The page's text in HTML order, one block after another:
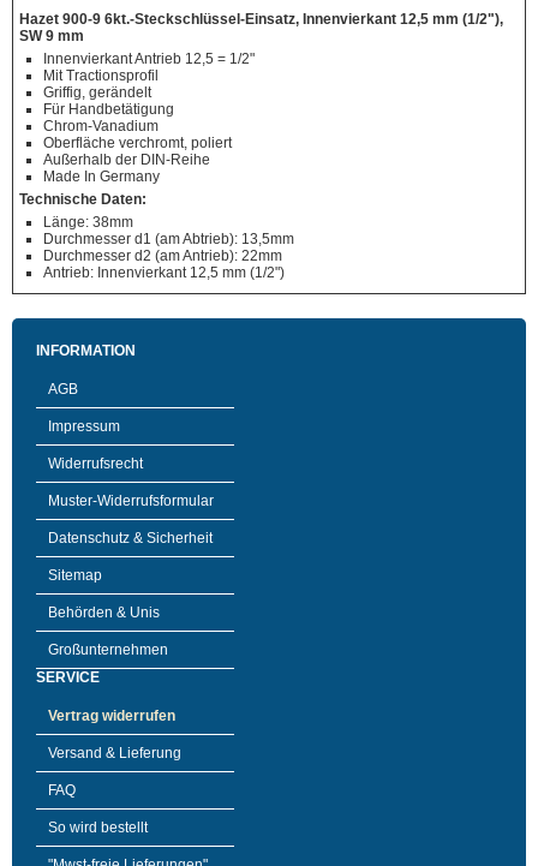
Hazet 900-9 6kt.-Steckschlüssel-Einsatz, Innenvierkant 12,5 mm (1/2"),
SW 9 mm
Innenvierkant Antrieb 12,5 = 1/2"
Mit Tractionsprofil
Griffig, gerändelt
Für Handbetätigung
Chrom-Vanadium
Oberfläche verchromt, poliert
Außerhalb der DIN-Reihe
Made In Germany
Technische Daten:
Länge: 38mm
Durchmesser d1 (am Abtrieb): 13,5mm
Durchmesser d2 (am Antrieb): 22mm
Antrieb: Innenvierkant 12,5 mm (1/2")
INFORMATION
AGB
Impressum
Widerrufsrecht
Muster-Widerrufsformular
Datenschutz & Sicherheit
Sitemap
Behörden & Unis
Großunternehmen
SERVICE
Vertrag widerrufen
Versand & Lieferung
FAQ
So wird bestellt